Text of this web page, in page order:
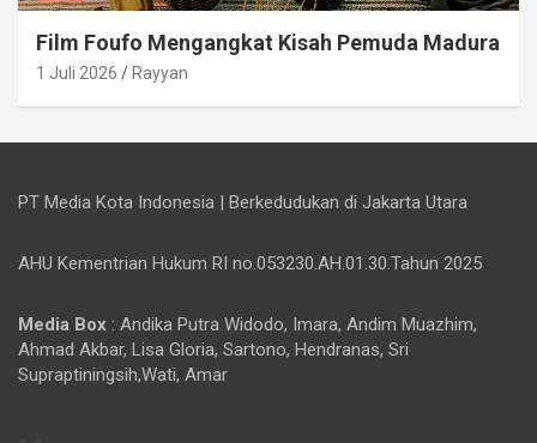
Film Foufo Mengangkat Kisah Pemuda Madura
1 Juli 2026 Rayyan
PT Media Kota Indonesia | Berkedudukan di Jakarta Utara
AHU Kementrian Hukum RI no.053230.AH.01.30.Tahun 2025
Media Box : Andika Putra Widodo, Imara, Andim Muazhim,
Ahmad Akbar, Lisa Gloria, Sartono, Hendranas, Sri
Supraptiningsih,Wati, Amar